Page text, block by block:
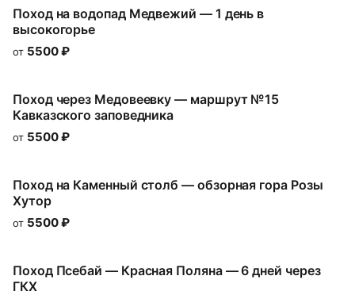
Поход на водопад Медвежий — 1 день в
высокогорье
от 5500₽
Поход через Медовеевку — маршрут №15
Кавказского заповедника
от 5500₽
Поход на Каменный столб — обзорная гора Розы
Хутор
от 5500₽
Поход Псебай — Красная Поляна — 6 дней через
ГКХ